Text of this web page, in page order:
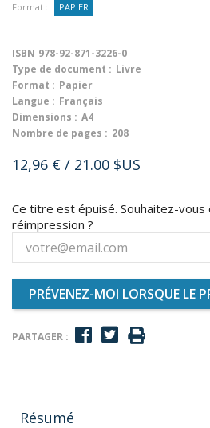
Format : PAPIER
ISBN 978-92-871-3226-0
Type de document : Livre
Format : Papier
Langue : Français
Dimensions : A4
Nombre de pages : 208
12,96 € / 21.00 $US
Ce titre est épuisé. Souhaitez-
réimpression ?
PRÉVENEZ-MOI LORSQUE LE
PARTAGER :
Résumé